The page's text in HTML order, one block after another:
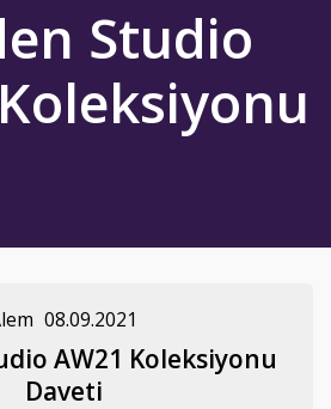
Studio
08.09.2021
AW21 Koleksiyonu
Daveti